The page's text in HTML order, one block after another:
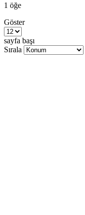
1 öğe
Göster
sayfa başı
Sırala